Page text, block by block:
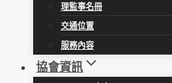
理監事名冊
交通位置
服務內容
協會資訊